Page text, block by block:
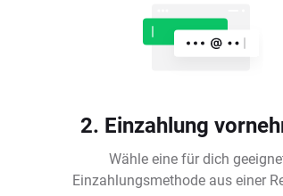
2. Einzahlung
Wähle eine für dich
Einzahlungsmethode aus einer